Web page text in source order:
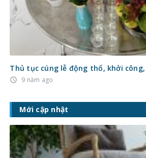
Thủ tục cúng lễ động thổ, khởi
access_time 9 năm ago
Mới cập nhật